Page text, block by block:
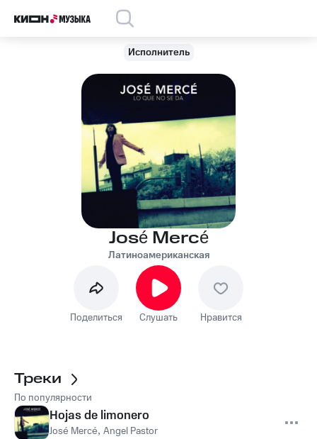
Исполнитель
José Mercé
Латиноамериканская
Поделиться Слушать Нравится
Треки
По популярности
Hojas de limonero
José Mercé, Angel Pastor